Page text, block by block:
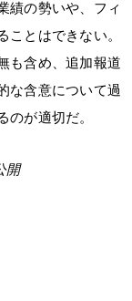
績の勢いや、フィ
ことはできない。
も含め、追加報道
な含意について過
のが適切だ。
開